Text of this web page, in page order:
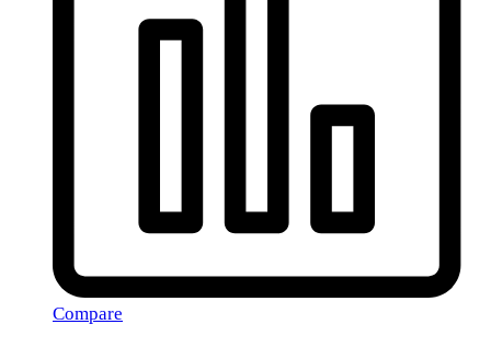
Compare